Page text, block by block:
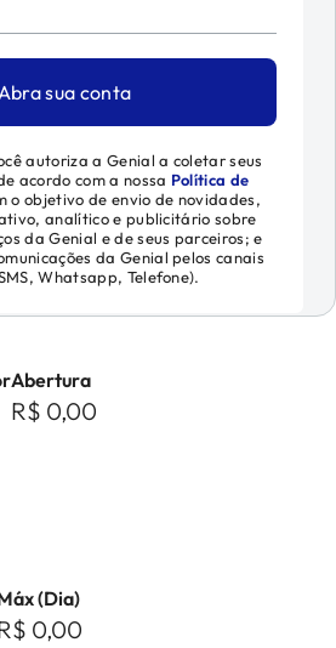
sua conta
autoriza a Genial a coletar seus
acordo com a nossa Política de
o objetivo de envio de novidades,
analítico e publicitário sobre
da Genial e de seus parceiros; e
da Genial pelos canais
Whatsapp, Telefone).
Abertura
R$ 0,00
(Dia)
0,00